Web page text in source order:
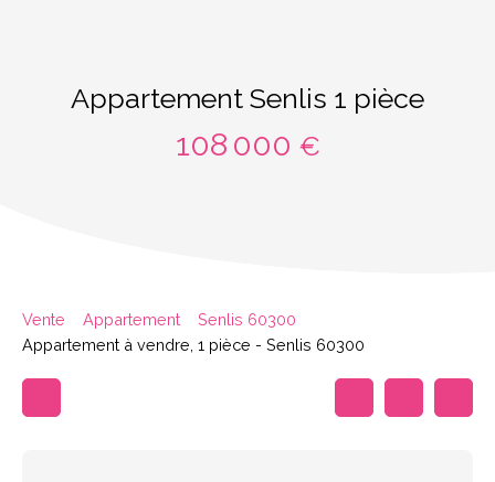
Appartement Senlis 1 pièce
108 000 €
Vente Appartement
Senlis 60300
Appartement à vendre, 1 pièce - Senlis 60300